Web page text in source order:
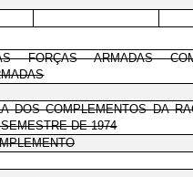
FORÇAS ARMADAS
DOS COMPLEMENTOS DA
DE 1974